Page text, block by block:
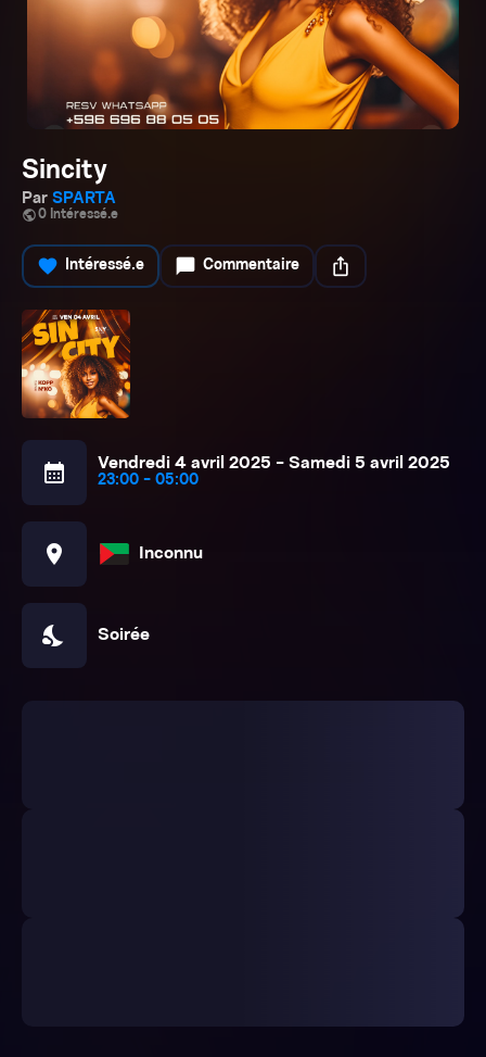
Sincity
Par SPARTA
public0 Intéressé.e
favorite Intéressé.e chat_bubble Commentaire ios_share
calendar_month Vendredi 4 avril 2025 - Samedi 5 avril 2025
23:00 - 05:00
location_on Inconnu
nights_stay Soirée